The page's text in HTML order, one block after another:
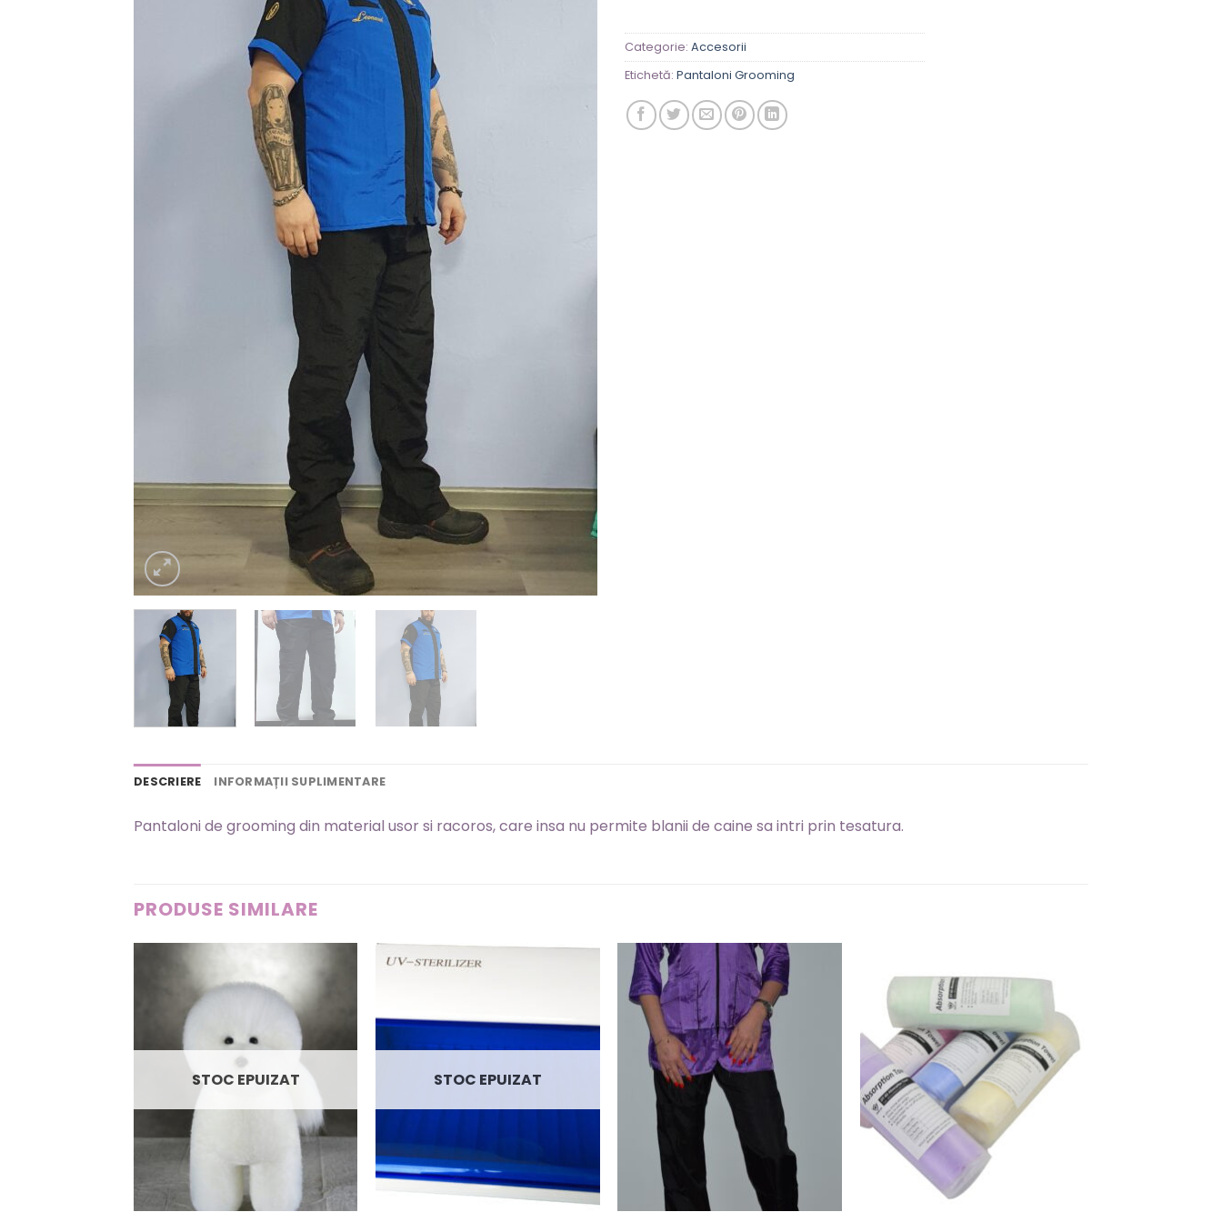
Categorie: Accesorii
Etichetă: Pantaloni Grooming
DESCRIERE INFORMAȚII SUPLIMENTARE
Pantaloni de grooming din material usor si racoros, care insa nu permite blanii de caine sa intri prin tesatura.
PRODUSE SIMILARE
STOC EPUIZAT STOC EPUIZAT